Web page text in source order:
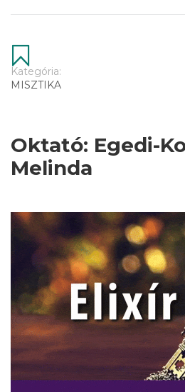
Kategória:
MISZTIKA
Oktató: Egedi-
Melinda